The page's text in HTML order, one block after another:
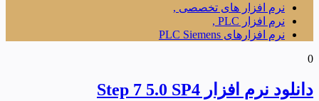
نرم افزار های تخصصی ,
نرم افزار PLC ,
نرم افزارهای PLC Siemens
0
دانلود نرم افزار Step 7 5.0 SP4